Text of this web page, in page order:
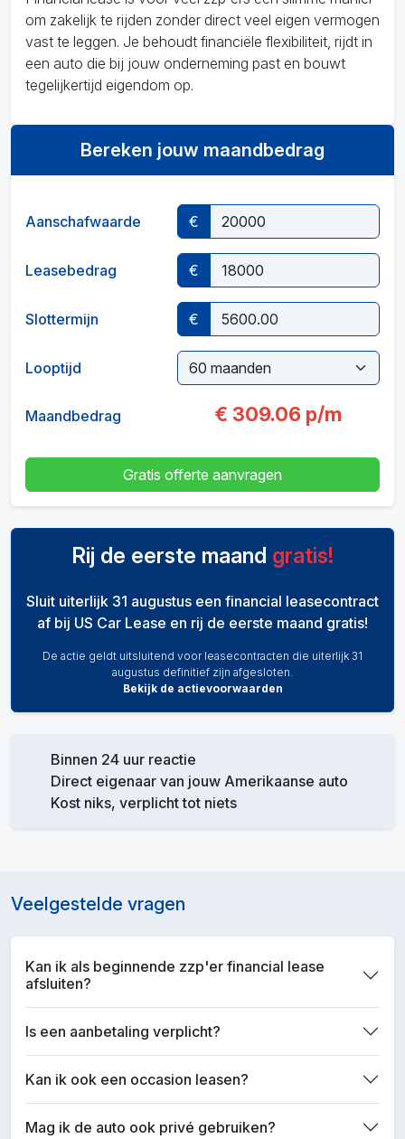
om zakelijk te rijden zonder direct veel eigen vermogen
vast te leggen. Je behoudt financiële flexibiliteit, rijdt in
een auto die bij jouw onderneming past en bouwt
tegelijkertijd eigendom op.
Bereken jouw maandbedrag
Aanschafwaarde €
Leasebedrag €
Slottermijn €
Looptijd
Maandbedrag € 309.06 p/m
Gratis offerte aanvragen
Rij de eerste maand gratis!
Sluit uiterlijk 31 augustus een financial leasecontract
af bij US Car Lease en rij de eerste maand gratis!
De actie geldt uitsluitend voor leasecontracten die uiterlijk 31
augustus definitief zijn afgesloten.
Bekijk de actievoorwaarden
Binnen 24 uur reactie
Direct eigenaar van jouw Amerikaanse auto
Kost niks, verplicht tot niets
Veelgestelde vragen
Kan ik als beginnende zzp'er financial lease
afsluiten?
Is een aanbetaling verplicht?
Kan ik ook een occasion leasen?
Mag ik de auto ook privé gebruiken?